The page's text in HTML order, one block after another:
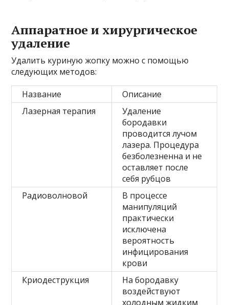
Аппаратное и хирургическое
удаление
Удалить куриную жопку можно с помощью
следующих методов:
Название
Описание
Лазерная терапия
Удаление
бородавки
проводится лучом
лазера. Процедура
безболезненна и не
оставляет после
себя рубцов
Радиоволновой
В процессе
манипуляций
практически
исключена
вероятность
инфицирования
крови
Криодеструкция
На бородавку
воздействуют
холодным жидким